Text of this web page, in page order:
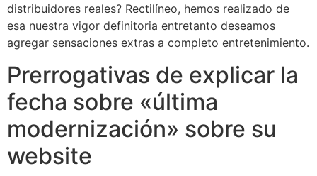
distribuidores reales? Rectilíneo, hemos realizado de
esa nuestra vigor definitoria entretanto deseamos
agregar sensaciones extras a completo entretenimiento.
Prerrogativas de explicar la
fecha sobre «última
modernización» sobre su
website